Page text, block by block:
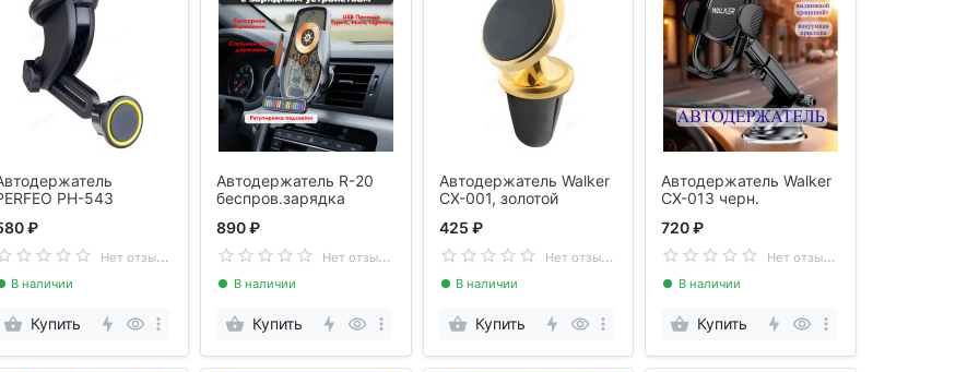
PH-543
₽
Н
ет отзывов
В наличии
Купить
Автодержатель R-20
беспров.зарядка
890 ₽
Н
ет отзывов
В наличии
Купить
Автодержатель Walker
CX-001, золотой
425 ₽
Н
ет отзывов
В наличии
Купить
Автодержатель Walker
CX-013 черн.
720 ₽
Н
ет отзывов
В наличии
Купить